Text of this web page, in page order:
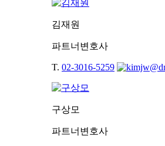
김재원
파트너변호사
T. 02-3016-5259
구상모
파트너변호사